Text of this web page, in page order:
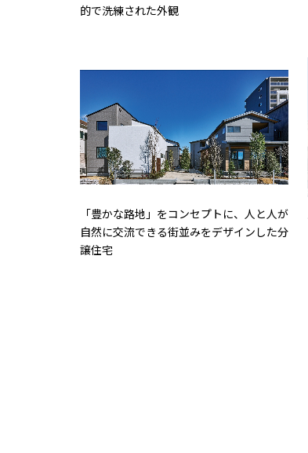
的で洗練された外観
「豊かな路地」をコンセプトに、人と人が
自然に交流できる街並みをデザインした分
譲住宅